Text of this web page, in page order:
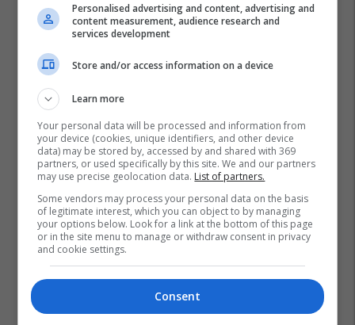
Personalised advertising and content, advertising and
content measurement, audience research and
services development
Store and/or access information on a device
Learn more
Your personal data will be processed and information from
your device (cookies, unique identifiers, and other device
data) may be stored by, accessed by and shared with 369
partners, or used specifically by this site. We and our partners
may use precise geolocation data. List of partners.
Some vendors may process your personal data on the basis
of legitimate interest, which you can object to by managing
your options below. Look for a link at the bottom of this page
or in the site menu to manage or withdraw consent in privacy
and cookie settings.
Consent